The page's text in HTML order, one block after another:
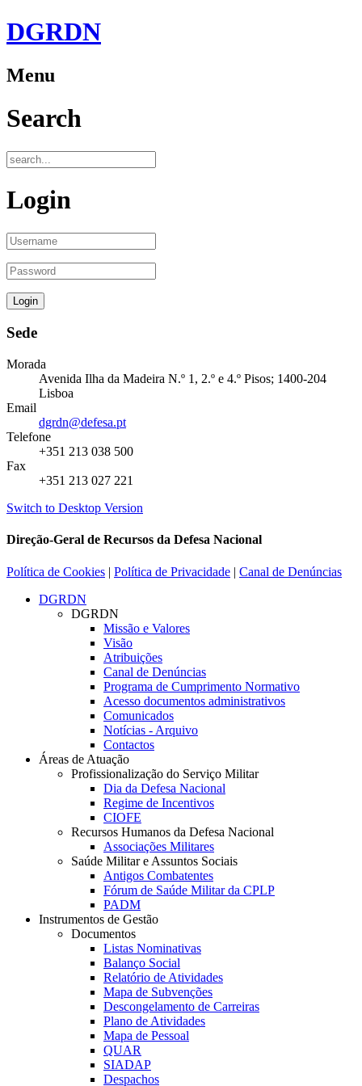
DGRDN
Menu
Search
Login
Sede
Morada
Avenida Ilha da Madeira N.º 1, 2.º e 4.º Pisos; 1400-204
Lisboa
Email
dgrdn@defesa.pt
Telefone
+351 213 038 500
Fax
+351 213 027 221
Switch to Desktop Version
Direção-Geral de Recursos da Defesa Nacional
Política de Cookies | Política de Privacidade | Canal de Denúncias
DGRDN
DGRDN
Missão e Valores
Visão
Atribuições
Canal de Denúncias
Programa de Cumprimento Normativo
Acesso documentos administrativos
Comunicados
Notícias - Arquivo
Contactos
Áreas de Atuação
Profissionalização do Serviço Militar
Dia da Defesa Nacional
Regime de Incentivos
CIOFE
Recursos Humanos da Defesa Nacional
Associações Militares
Saúde Militar e Assuntos Sociais
Antigos Combatentes
Fórum de Saúde Militar da CPLP
PADM
Instrumentos de Gestão
Documentos
Listas Nominativas
Balanço Social
Relatório de Atividades
Mapa de Subvenções
Descongelamento de Carreiras
Plano de Atividades
Mapa de Pessoal
QUAR
SIADAP
Despachos